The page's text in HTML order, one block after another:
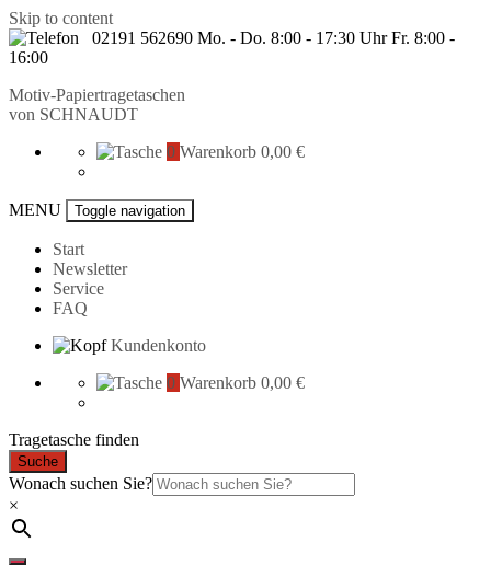
Skip to content
02191 562690 Mo. - Do. 8:00 - 17:30 Uhr Fr. 8:00 -
16:00
Motiv-Papiertragetaschen
von SCHNAUDT
0 Warenkorb 0,00 €
MENU Toggle navigation
Start
Newsletter
Service
FAQ
Kundenkonto
0 Warenkorb 0,00 €
Tragetasche finden
Suche
Wonach suchen Sie?
×